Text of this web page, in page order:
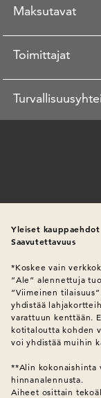
Maksutavat
Toimittajat
Yleiset kauppaehdot
Saavutettavuus
*Koskee vain
”Ale” alennettuja
”Viimeinen
yhdistää
varattuun kenttään.
kotitaloutta kohden
voi yhdistää muihin
**Alin kokonaishinta
hinnanalennusta.
Aiheet osittain